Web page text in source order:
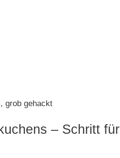
grob gehackt
– Schritt für